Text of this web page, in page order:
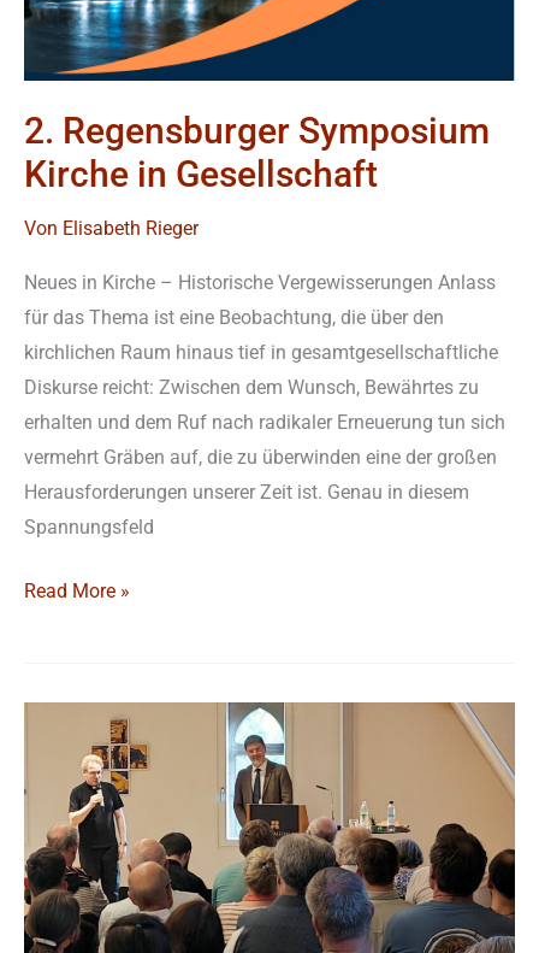
2. Regensburger Symposium
Kirche in Gesellschaft
Von Elisabeth Rieger
Neues in Kirche – Historische Vergewisserungen Anlass
für das Thema ist eine Beobachtung, die über den
kirchlichen Raum hinaus tief in gesamtgesellschaftliche
Diskurse reicht: Zwischen dem Wunsch, Bewährtes zu
erhalten und dem Ruf nach radikaler Erneuerung tun sich
vermehrt Gräben auf, die zu überwinden eine der großen
Herausforderungen unserer Zeit ist. Genau in diesem
Spannungsfeld
Read More »
beleuchtete
die
Bedeutung
der
Regensburger
Kathedralkirche